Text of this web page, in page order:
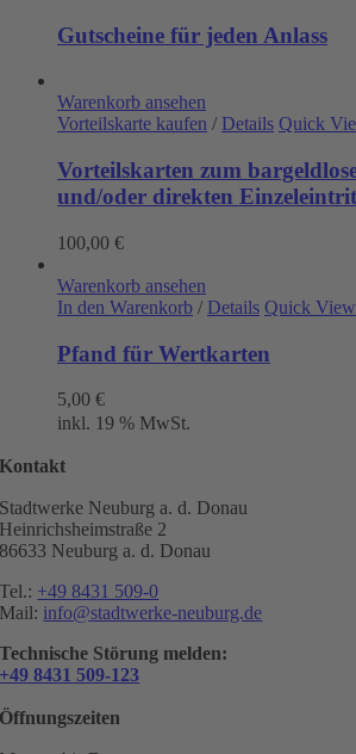
Gutscheine für jeden Anlass
Warenkorb ansehen
Vorteilskarte kaufen / Details Quick
Vorteilskarten zum
und/oder direkten
100,00 €
Warenkorb ansehen
In den Warenkorb / Details Quick View
Pfand für Wertkarten
5,00 €
inkl. 19 % MwSt.
Kontakt
Stadtwerke Neuburg a. d. Donau
Heinrichsheimstraße 2
86633 Neuburg a. d. Donau
Tel.: +49 8431 509-0
Mail: info@stadtwerke-neuburg.de
Technische Störung melden:
+49 8431 509-123
Öffnungszeiten